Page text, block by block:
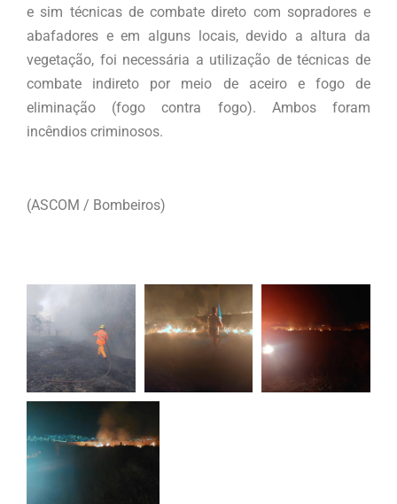
e sim técnicas de combate direto com sopradores e
abafadores e em alguns locais, devido a altura da
vegetação, foi necessária a utilização de técnicas de
combate indireto por meio de aceiro e fogo de
eliminação (fogo contra fogo). Ambos foram
incêndios criminosos.
(ASCOM / Bombeiros)